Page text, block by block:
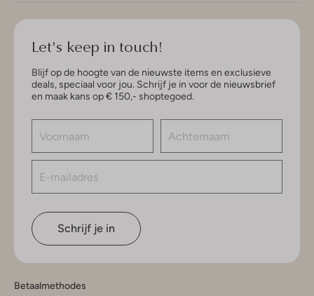
Let's keep in touch!
Blijf op de hoogte van de nieuwste items en exclusieve
deals, speciaal voor jou. Schrijf je in voor de nieuwsbrief
en maak kans op € 150,- shoptegoed.
Schrijf je in
Betaalmethodes